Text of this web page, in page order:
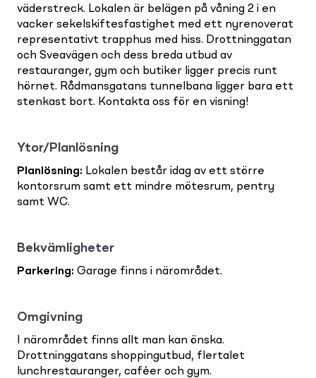
väderstreck. Lokalen är belägen på våning 2 i en
vacker sekelskiftesfastighet med ett nyrenoverat
representativt trapphus med hiss. Drottninggatan
och Sveavägen och dess breda utbud av
restauranger, gym och butiker ligger precis runt
hörnet. Rådmansgatans tunnelbana ligger bara ett
stenkast bort. Kontakta oss för en visning!
Ytor/Planlösning
Planlösning: Lokalen består idag av ett större
kontorsrum samt ett mindre mötesrum, pentry
samt WC.
Bekvämligheter
Parkering: Garage finns i närområdet.
Omgivning
I närområdet finns allt man kan önska.
Drottninggatans shoppingutbud, flertalet
lunchrestauranger, caféer och gym.